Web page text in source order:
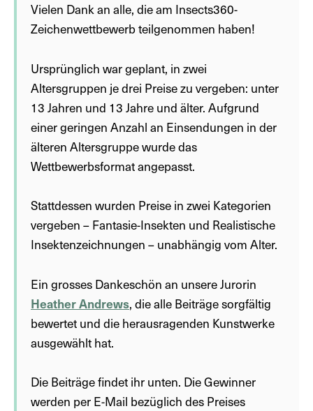
Vielen Dank an alle, die am Insects360-
Zeichenwettbewerb teilgenommen haben!
Ursprünglich war geplant, in zwei
Altersgruppen je drei Preise zu vergeben: unter
13 Jahren und 13 Jahre und älter. Aufgrund
einer geringen Anzahl an Einsendungen in der
älteren Altersgruppe wurde das
Wettbewerbsformat angepasst.
Stattdessen wurden Preise in zwei Kategorien
vergeben – Fantasie-Insekten und Realistische
Insektenzeichnungen – unabhängig vom Alter.
Ein grosses Dankeschön an unsere Jurorin
Heather Andrews, die alle Beiträge sorgfältig
bewertet und die herausragenden Kunstwerke
ausgewählt hat.
Die Beiträge findet ihr unten. Die Gewinner
werden per E-Mail bezüglich des Preises